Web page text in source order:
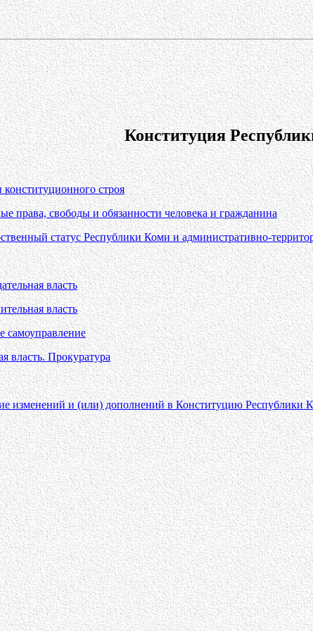
Конституция
строя
права, свободы и обязанности человека и гражданина
статус Республики Коми и административно-
власть
власть
самоуправление
власть. Прокуратура
изменений и (или) дополнений в Конституцию Республики